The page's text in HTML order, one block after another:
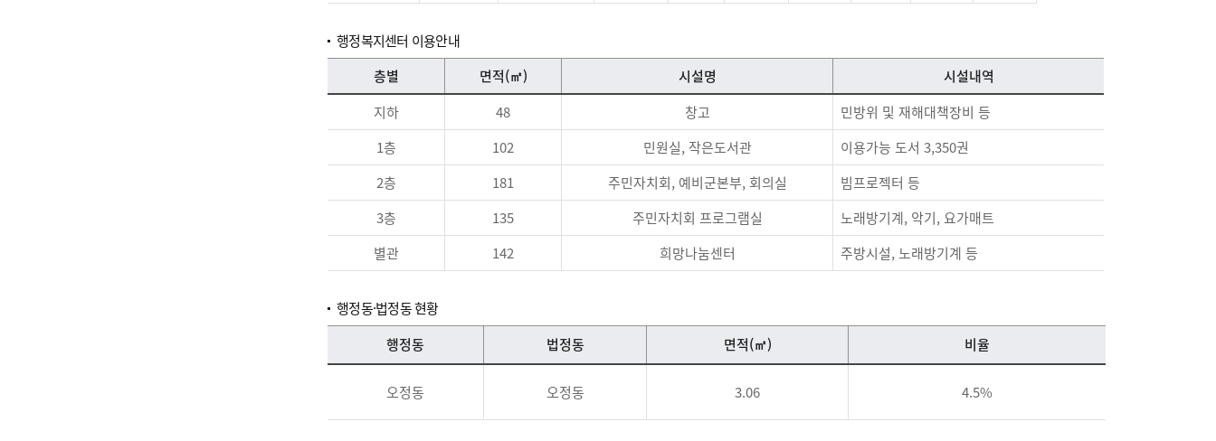
행정복지센터 이용안내
층별
면적(㎡) 시설명
시설내역
지하
48 창고
민방위 및 재해대책장비 등
1층
102 민원실, 작은도서관
이용가능 도서 3,350권
2층
181 주민자치회, 예비군본부, 회의실
빔프로젝터 등
3층
135 주민자치회 프로그램실
노래방기계, 악기, 요가매트
별관
142 희망나눔센터 주방시설, 노래방기계 등
행정동·법정동 현황
행정동
법정동 면적(㎡) 비율
오정동 오정동 3.06 4.5%